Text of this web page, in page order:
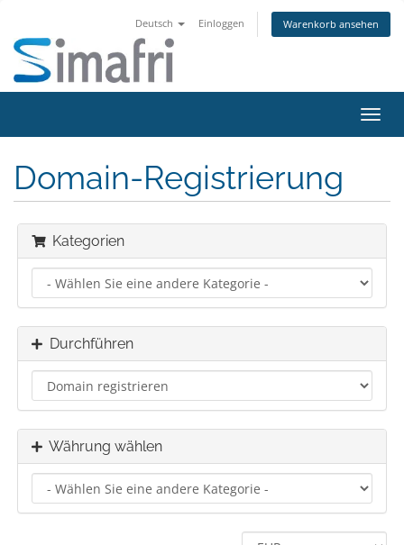
Deutsch Einloggen Warenkorb ansehen
ein-/
Domain-Registrierung
Kategorien
Durchführen
Währung wählen